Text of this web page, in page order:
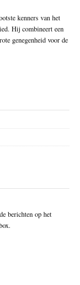
kenners van het
Hij combineert een
genegenheid voor de
berichten op het